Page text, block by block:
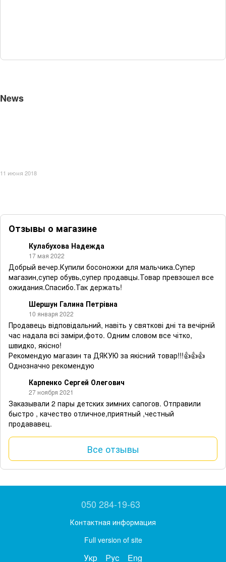
News
11 июня 2018
Отзывы о магазине
Кулабухова Надежда
17 мая 2022
Добрый вечер.Купили босоножки для мальчика.Супер
магазин,супер обувь,супер продавцы.Товар превзошел все
ожидания.Спасибо.Так держать!
Шершун Галина Петрівна
10 января 2022
Продавець відповідальний, навіть у святкові дні та вечірній
час надала всі заміри,фото. Одним словом все чітко,
швидко, якісно!
Рекомендую магазин та ДЯКУЮ за якісний товар!!!👍👍👍
Однозначно рекомендую
Карпенко Сергей Олегович
27 ноября 2021
Заказывали 2 пары детских зимних сапогов. Отправили
быстро , качество отличное,приятный ,честный
продававец.
Все отзывы
050 284-19-63
Контактная информация
Full version of site
Укр Рус Eng